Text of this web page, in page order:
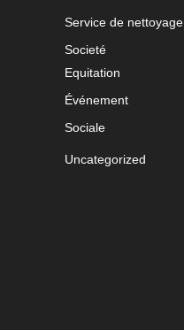
Service de nettoyage
Societé
Equitation
Événement
Sociale
Uncategorized